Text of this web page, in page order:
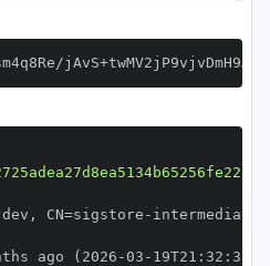
, CN=sigstore -
ago (2026 -03 - 19T21 : 32 :